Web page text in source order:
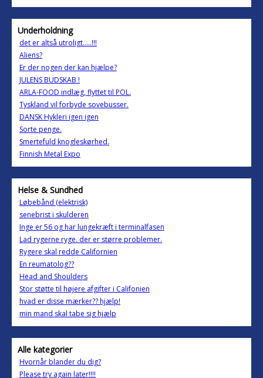
Underholdning
det er altså utroligt.....!!!
Aliens?
Er der nogen der kan hjælpe?
JULENS BUDSKAB !
ARLA-FOOD indlæg, flyttet til POL.
Tyskland vil forbyde sovebusser.
DANSK Hykleri igen igen
Sorte penge.
Smertefuld knogleskørhed.
Finnish Metal Expo
Helse & Sundhed
Løbebånd (elektrisk)
senebrist i skulderen
Inge er 56 og har lungekræft i terminalfasen
Lad rygerne ryge. der er større problemer.
Rygere skal redde Californien
En reumatolog??
Head and Shoulders
Stor støtte til højere afgifter i Califonien
hvad er disse mærker?? hjælp!
min mand skal tabe sig hjælp
Alle kategorier
Hvornår blander du dig?
Please try again later!!!!